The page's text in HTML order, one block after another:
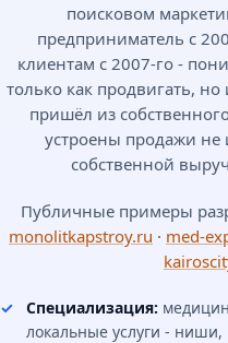
поисковом
предприниматель с
клиентам с 2007-го -
только как продвигать, но
пришёл из
устроены продажи не
собственной
Публичные примеры
monolitkapstroy.ru · med-
Специализация:
локальные услуги -